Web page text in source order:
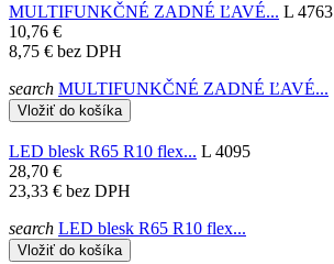
MULTIFUNKČNÉ ZADNÉ ĽAVÉ... L 4763
10,76 €
8,75 € bez DPH
search MULTIFUNKČNÉ ZADNÉ ĽAVÉ...
Vložiť do košíka
LED blesk R65 R10 flex... L 4095
28,70 €
23,33 € bez DPH
search LED blesk R65 R10 flex...
Vložiť do košíka